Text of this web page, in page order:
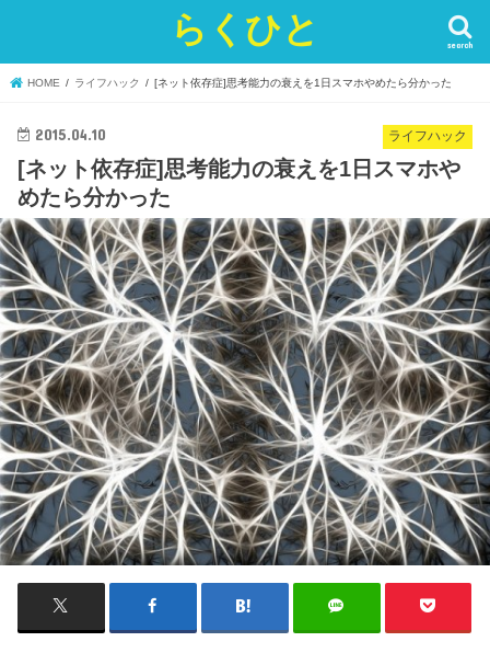
らくひと search
HOME ライフハック [ネット依存症]思考能力の衰えを1日スマホやめたら分かった
ライフハック
2015.04.10
[ネット依存症]思考能力の衰えを1日スマホや
めたら分かった